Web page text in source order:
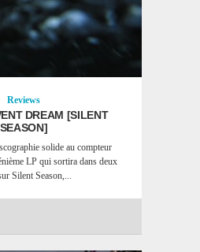
Reviews
DREAM [SILENT
SEASON]
solide au compteur
LP qui sortira dans deux
Silent Season,...